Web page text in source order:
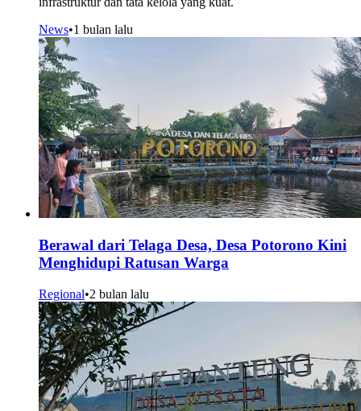
News•1 bulan lalu
Berawal dari Telaga Desa, Desa Potorono Kini
Menghidupi Ratusan Warga
Regional•2 bulan lalu